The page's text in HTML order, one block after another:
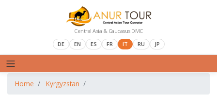
Central Asia & Caucasus DMC
DE
EN ES FR IT RU JP
Home Kyrgyzstan